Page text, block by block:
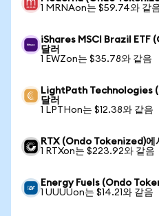
1 MRNAon는 $59.74와 같
iShares MSCI Brazil ETF
달러
1 EWZon는 $35.78와 같음
LightPath Technologies
달러
1 LPTHon는 $12.38와 같음
RTX (Ondo Tokenized)에
1 RTXon는 $223.92와 같음
Energy Fuels (Ondo
1 UUUUon는 $14.21와 같음